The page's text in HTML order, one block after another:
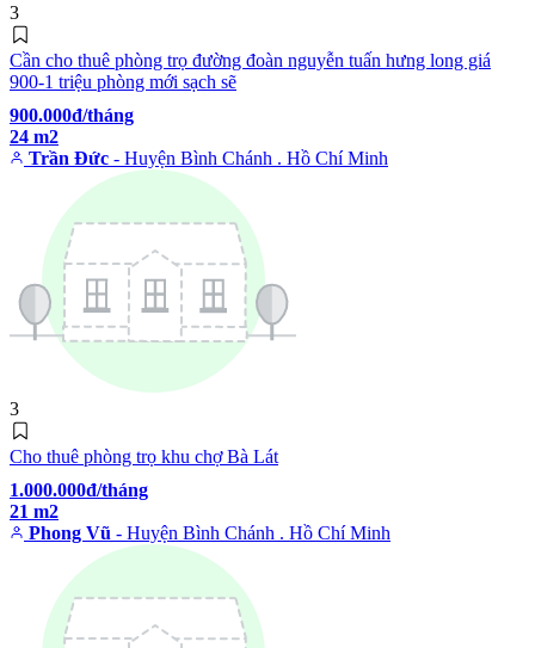
3
Cần cho thuê phòng trọ đường đoàn nguyễn tuấn hưng long giá
900-1 triệu phòng mới sạch sẽ
900.000đ/tháng
24 m2
Trần Đức - Huyện Bình Chánh . Hồ Chí Minh
3
Cho thuê phòng trọ khu chợ Bà Lát
1.000.000đ/tháng
21 m2
Phong Vũ - Huyện Bình Chánh . Hồ Chí Minh